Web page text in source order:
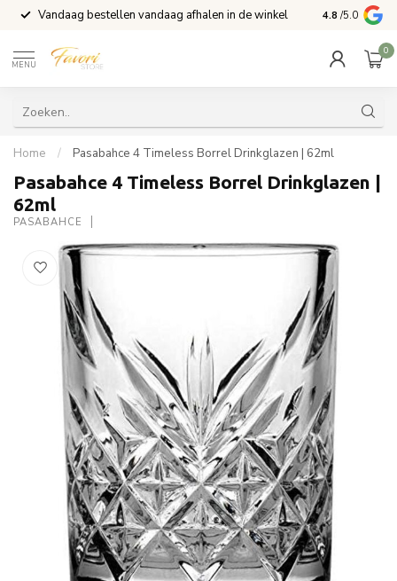
Vandaag bestellen vandaag afhalen in de winkel Voor 15:00
4.8 /5.0
MENU
0
Home / Pasabahce 4 Timeless Borrel Drinkglazen | 62ml
Pasabahce 4 Timeless Borrel Drinkglazen |
62ml
PASABAHCE